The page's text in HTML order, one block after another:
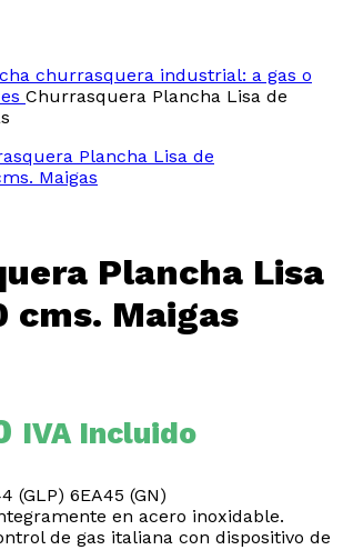
churrasquera industrial: a gas o
Churrasquera Plancha Lisa de
Plancha Lisa
cms. Maigas
IVA Incluido
(GLP) 6EA45 (GN)
en acero inoxidable.
de gas italiana con dispositivo de